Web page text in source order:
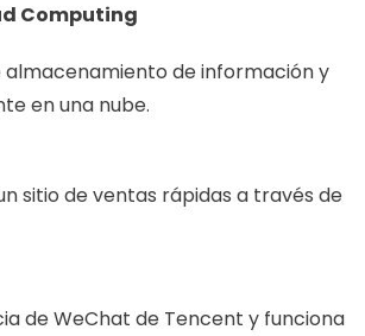
Computing
almacenamiento de información y
en una nube.
sitio de ventas rápidas a través de
de WeChat de Tencent y funciona